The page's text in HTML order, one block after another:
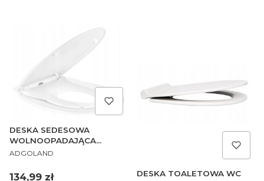
DESKA SEDESOWA
WOLNOOPADAJĄCA
NAKŁADKA DLA DZIECI
PRODUCENT
ADGOLAND
Cena
134,99 zł
DESKA TOALETOWA WC